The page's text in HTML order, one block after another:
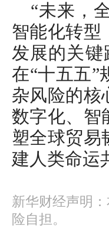
“未来，
智能化转型
发展的关键
在“十五五”
杂风险的核
数字化、智
塑全球贸易
建人类命运
新华财经声明
险自担。